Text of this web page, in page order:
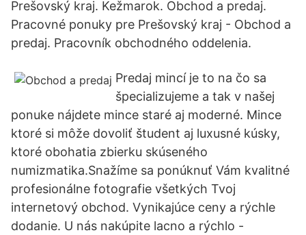
Prešovský kraj. Kežmarok. Obchod a predaj.
Pracovné ponuky pre Prešovský kraj - Obchod a
predaj. Pracovník obchodného oddelenia.
Predaj mincí je to na čo sa
špecializujeme a tak v našej
ponuke nájdete mince staré aj moderné. Mince
ktoré si môže dovoliť študent aj luxusné kúsky,
ktoré obohatia zbierku skúseného
numizmatika.Snažíme sa ponúknuť Vám kvalitné
profesionálne fotografie všetkých Tvoj
internetový obchod. Vynikajúce ceny a rýchle
dodanie. U nás nakúpite lacno a rýchlo -